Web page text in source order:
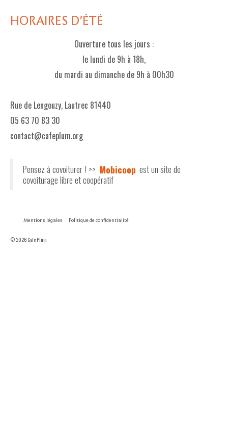
HORAIRES D'ÉTÉ
Ouverture tous les jours :
le lundi de 9h à 18h,
du mardi au dimanche de 9h à 00h30
Rue de Lengouzy, Lautrec 81440
05 63 70 83 30
contact@cafeplum.org
Pensez à covoiturer ! >> Mobicoop est un site de
covoiturage libre et coopératif
Mentions légales Politique de confidentialité
© 2026 Café Plùm